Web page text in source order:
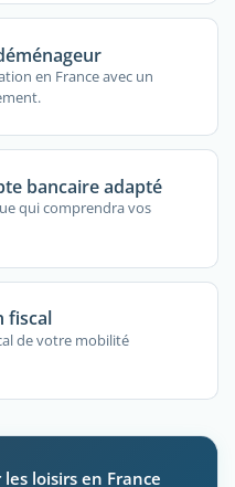
en France avec un
bancaire adapté
qui comprendra vos
fiscal
de votre mobilité
loisirs en France